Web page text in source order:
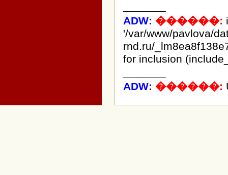
ADW: ������:
'/var/www/pavlova/
rnd.ru/
for inclusion
ADW: ������: